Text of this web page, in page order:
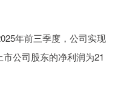
年前三季度，公司实现
公司股东的净利润为21